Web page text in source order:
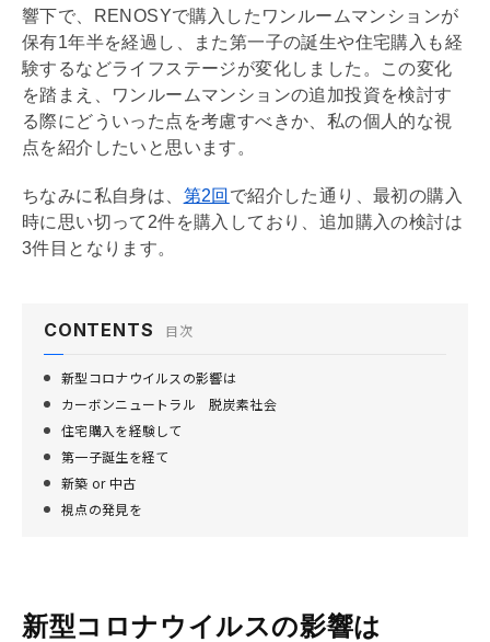
響下で、RENOSYで購入したワンルームマンションが
保有1年半を経過し、また第一子の誕生や住宅購入も経
験するなどライフステージが変化しました。この変化
を踏まえ、ワンルームマンションの追加投資を検討す
る際にどういった点を考慮すべきか、私の個人的な視
点を紹介したいと思います。
ちなみに私自身は、 第2回 で紹介した通り、最初の購入
時に思い切って2件を購入しており、追加購入の検討は
3件目となります。
CONTENTS 目次
新型コロナウイルスの影響は
カーボンニュートラル 脱炭素社会
住宅購入を経験して
第一子誕生を経て
新築 or 中古
視点の発見を
新型コロナウイルスの影響は